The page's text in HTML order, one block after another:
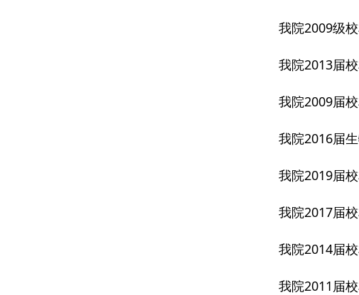
我院2009级
我院2013届
我院2009届
我院2016届
我院2019届
我院2017届
我院2014届
我院2011届